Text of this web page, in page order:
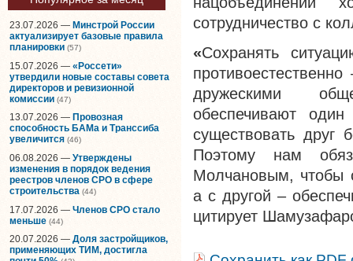
23.07.2026 — Минстрой России
актуализирует базовые правила
планировки (57)
15.07.2026 — «Россети»
утвердили новые составы совета
директоров и ревизионной
комиссии (47)
13.07.2026 — Провозная
способность БАМа и Транссиба
увеличится (46)
06.08.2026 — Утверждены
изменения в порядок ведения
реестров членов СРО в сфере
строительства (44)
17.07.2026 — Членов СРО стало
меньше (44)
20.07.2026 — Доля застройщиков,
применяющих ТИМ, достигла
сотрудничество с
«Сохранять
дружескими
обеспечивают
существовать друг
Поэтому нам
Молчановым, чтобы
а с другой –
цитирует